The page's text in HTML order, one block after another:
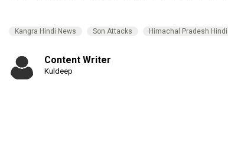
Kangra Hindi News Son Attacks Himachal Pradesh
Content Writer
Kuldeep